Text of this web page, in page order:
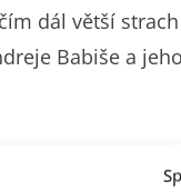
dál větší
Babiše a